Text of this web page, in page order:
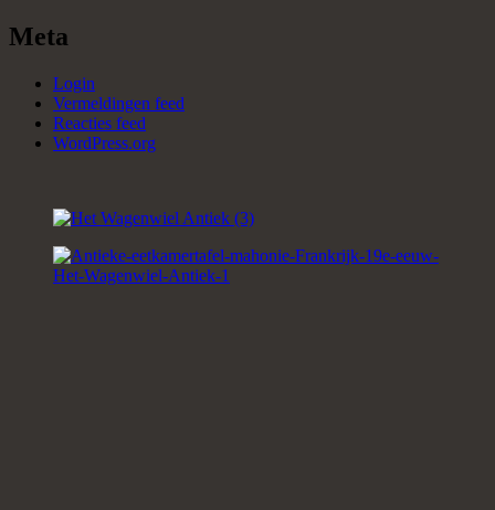
Meta
Login
Vermeldingen feed
Reacties feed
WordPress.org